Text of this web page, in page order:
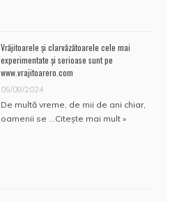
Vrăjitoarele și clarvăzătoarele cele mai
experimentate și serioase sunt pe
www.vrajitoarero.com
05/08/2024
De multă vreme, de mii de ani chiar,
oamenii se … Citește mai mult »